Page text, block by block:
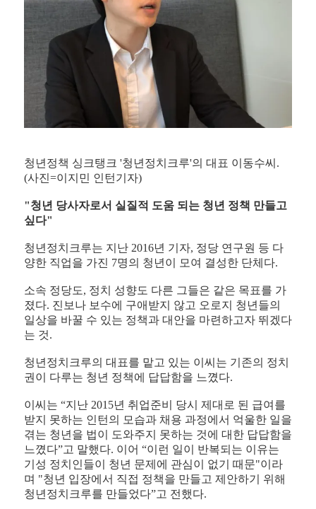
청년정책 싱크탱크 '청년정치크루'의 대표 이동수씨.
(사진=이지민 인턴기자)
"청년 당사자로서 실질적 도움 되는 청년 정책 만들고
싶다"
청년정치크루는 지난 2016년 기자, 정당 연구원 등 다
양한 직업을 가진 7명의 청년이 모여 결성한 단체다.
소속 정당도, 정치 성향도 다른 그들은 같은 목표를 가
졌다. 진보나 보수에 구애받지 않고 오로지 청년들의
일상을 바꿀 수 있는 정책과 대안을 마련하고자 뛰겠다
는 것.
청년정치크루의 대표를 맡고 있는 이씨는 기존의 정치
권이 다루는 청년 정책에 답답함을 느꼈다.
이씨는 “지난 2015년 취업준비 당시 제대로 된 급여를
받지 못하는 인턴의 모습과 채용 과정에서 억울한 일을
겪는 청년을 법이 도와주지 못하는 것에 대한 답답함을
느꼈다”고 말했다. 이어 “이런 일이 반복되는 이유는
기성 정치인들이 청년 문제에 관심이 없기 때문"이라
며 "청년 입장에서 직접 정책을 만들고 제안하기 위해
청년정치크루를 만들었다”고 전했다.